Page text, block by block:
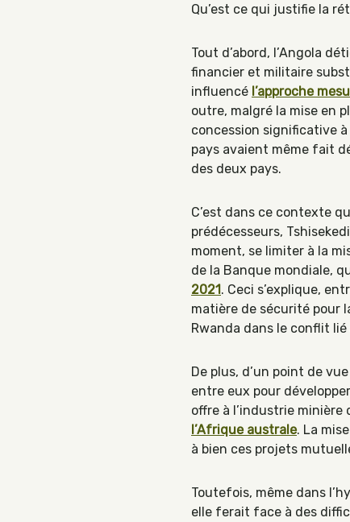
Qu’est ce qui justifie la
Tout d’abord, l’Angola
financier et militaire
influencé l’approche
outre, malgré la mise en
concession significative
pays avaient même fait
des deux pays.
C’est dans ce contexte
prédécesseurs,
moment, se limiter à la
de la Banque mondiale,
2021. Ceci s’explique,
matière de sécurité pour
Rwanda dans le conflit lié
De plus, d’un point de
entre eux pour
offre à l’industrie minière
l’Afrique australe. La
à bien ces projets
Toutefois, même dans
elle ferait face à des